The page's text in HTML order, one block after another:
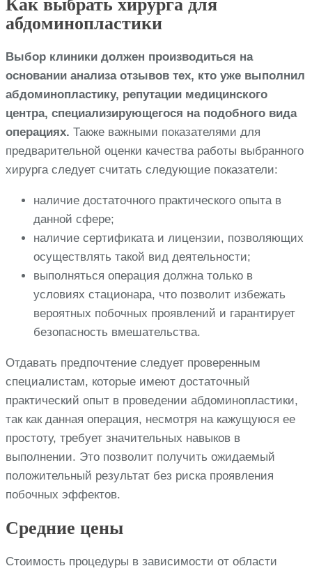
Как выбрать хирурга для
абдоминопластики
Выбор клиники должен производиться на
основании анализа отзывов тех, кто уже выполнил
абдоминопластику, репутации медицинского
центра, специализирующегося на подобного вида
операциях. Также важными показателями для
предварительной оценки качества работы выбранного
хирурга следует считать следующие показатели:
наличие достаточного практического опыта в
данной сфере;
наличие сертификата и лицензии, позволяющих
осуществлять такой вид деятельности;
выполняться операция должна только в
условиях стационара, что позволит избежать
вероятных побочных проявлений и гарантирует
безопасность вмешательства.
Отдавать предпочтение следует проверенным
специалистам, которые имеют достаточный
практический опыт в проведении абдоминопластики,
так как данная операция, несмотря на кажущуюся ее
простоту, требует значительных навыков в
выполнении. Это позволит получить ожидаемый
положительный результат без риска проявления
побочных эффектов.
Средние цены
Стоимость процедуры в зависимости от области